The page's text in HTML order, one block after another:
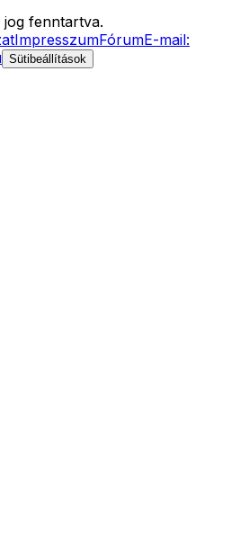
jog fenntartva.
ImpresszumFórumE-mail:
Sütibeállítások